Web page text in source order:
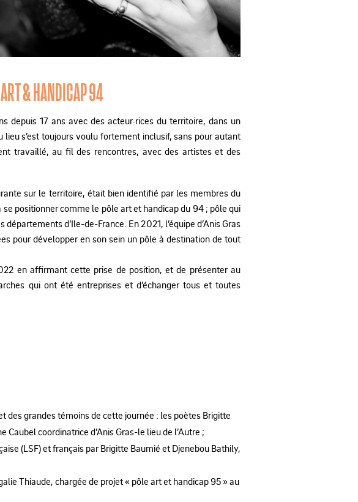
& HANDICAP 94
depuis 17 ans avec des acteur·rices du territoire, dans un
s’est toujours voulu fortement inclusif, sans pour autant
travaillé, au fil des rencontres, avec des artistes et des
sur le territoire, était bien identifié par les membres du
positionner comme le pôle art et handicap du 94 ; pôle qui
d’Ile-de-France. En 2021, l’équipe d’Anis Gras
pour développer en son sein un pôle à destination de tout
en affirmant cette prise de position, et de présenter au
qui ont été entreprises et d’échanger tous et toutes
des grandes témoins de cette journée : les poètes Brigitte
coordinatrice d’Anis Gras-le lieu de l’Autre ;
(LSF) et français par Brigitte Baumié et Djenebou Bathily,
Thiaude, chargée de projet « pôle art et handicap 95 » au